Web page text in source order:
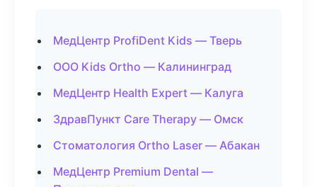
МедЦентр ProfiDent Kids — Тверь
ООО Kids Ortho — Калининград
МедЦентр Health Expert — Калуга
ЗдравПункт Care Therapy — Омск
Стоматология Ortho Laser — Абакан
МедЦентр Premium Dental —